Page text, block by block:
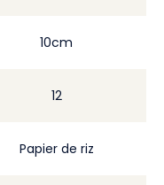
10cm
12
Papier de riz